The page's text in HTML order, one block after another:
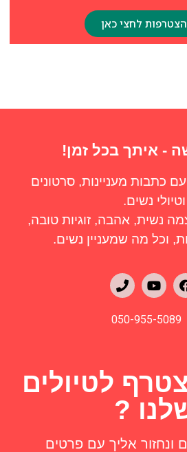
לחצי כאן
- איתך בכל זמן!
כתבות מעניינות, סרטונים
וטיולי נשים.
נשית, אהבה, זוגיות טובה,
וכל מה שמעניין נשים.
050-955-5089
לטיולים
?
ונחזור אליך עם פרטים